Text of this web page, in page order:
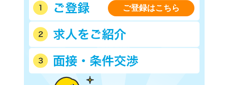
西武拝島線
西武西武園線
西武山口線
京王線
京王相模原線
京王井の頭線
京王高尾線
京王競馬場線
京王動物園線
小田急小田原線
東急東横線
ご登録はこちら